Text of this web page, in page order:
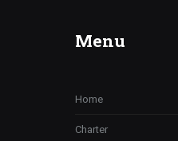
Menu
Home
Charter